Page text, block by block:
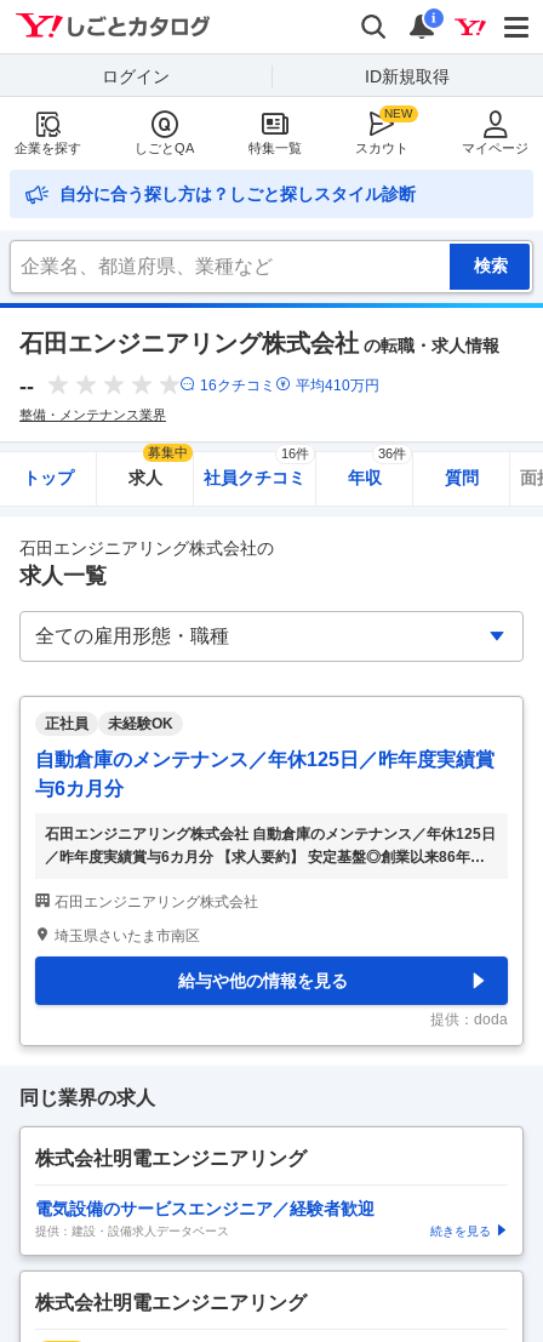
検索
通知
i
ログイン ID新規取得
企業を探す しごとQA 特集一覧 スカウト マイページ
自分に合う探し方は？しごと探しスタイル診断
石田エンジニアリング株式会社 の転職・求人情報
-- 16クチコミ 平均410万円
整備・メンテナンス業界
トップ 求人
募集中
社員クチコミ
16件
年収
36件
質問 面
石田エンジニアリング株式会社の
求人一覧
正社員 未経験OK
自動倉庫のメンテナンス／年休125日／昨年度実績賞
与6カ月分
石田エンジニアリング株式会社 自動倉庫のメンテナンス／年休125日
／昨年度実績賞与6カ月分 【求人要約】 安定基盤◎創業以来86年に
助金充実 業種・職種未経験歓迎◎9割が未経験からスタート 安定ニー
ズが続く物流業界で、ゼロから手に職を。 充実の待遇のもと、長く
基盤安定 ★平均年齢33歳。9割以上が未経験入社 ★年間休日120日！
連休取得も可能 ★昨年度実績賞与年間6カ月分！収入UPめざせる ★
結婚・出産・入学時の祝い金支給 ★家族手当、リフレッシュ補助金
など手当…
石田エンジニアリング株式会社
埼玉県さいたま市南区
給与や他の情報を見る
提供：doda
同じ業界の求人
株式会社明電エンジニアリング
電気設備のサービスエンジニア／経験者歓迎
提供：建設・設備求人データベース 続きを見る
株式会社明電エンジニアリング